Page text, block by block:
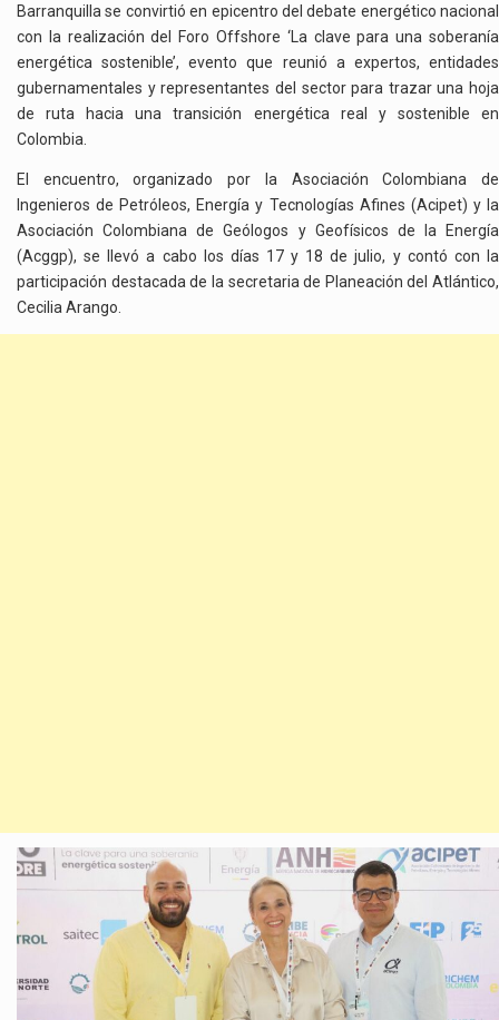
Barranquilla se convirtió en epicentro del debate energético nacional
con la realización del Foro Offshore ‘La clave para una soberanía
energética sostenible’, evento que reunió a expertos, entidades
gubernamentales y representantes del sector para trazar una hoja
de ruta hacia una transición energética real y sostenible en
Colombia.
El encuentro, organizado por la Asociación Colombiana de
Ingenieros de Petróleos, Energía y Tecnologías Afines (Acipet) y la
Asociación Colombiana de Geólogos y Geofísicos de la Energía
(Acggp), se llevó a cabo los días 17 y 18 de julio, y contó con la
participación destacada de la secretaria de Planeación del Atlántico,
Cecilia Arango.